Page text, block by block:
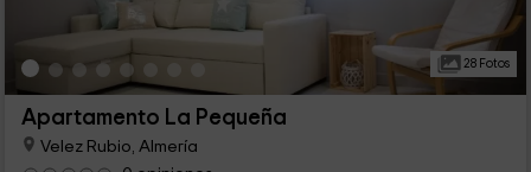
28 Fotos
Apartamento La Pequeña
Velez Rubio, Almería